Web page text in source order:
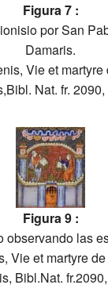
Figura 7 :
por San
Damaris.
Vie et
Nat. fr. 2090,
Figura 9 :
observando las
Vie et martyre
Bibl.Nat.